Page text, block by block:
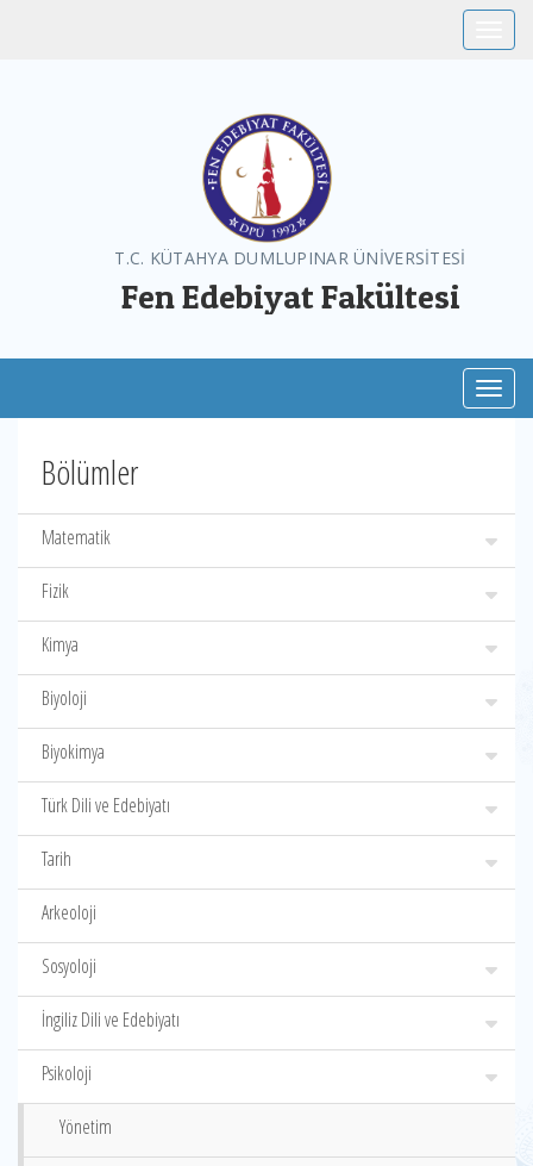
T.C. KÜTAHYA DUMLUPINAR ÜNİVERSİTESİ
Fen Edebiyat Fakültesi
Bölümler
Matematik
Fizik
Kimya
Biyoloji
Biyokimya
Türk Dili ve Edebiyatı
Tarih
Arkeoloji
Sosyoloji
İngiliz Dili ve Edebiyatı
Psikoloji
Yönetim